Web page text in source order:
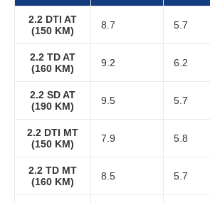
2.2 DTI AT
(150 KM)
8.7 5.7
2.2 TD AT
(160 KM)
9.2 6.2
2.2 SD AT
(190 KM)
9.5 5.7
2.2 DTI MT
(150 KM)
7.9 5.8
2.2 TD MT
(160 KM)
8.5 5.7